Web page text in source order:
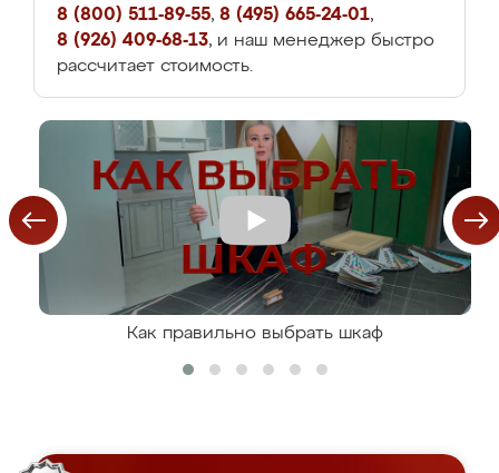
8 (800) 511-89-55, 8 (495) 665-24-01,
8 (926) 409-68-13, и наш менеджер быстро
рассчитает стоимость.
Как правильно выбрать шкаф